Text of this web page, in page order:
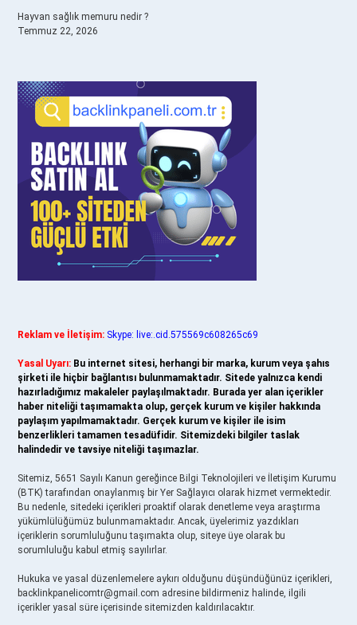
Hayvan sağlık memuru nedir ?
Temmuz 22, 2026
Reklam ve İletişim: Skype: live:.cid.575569c608265c69
Yasal Uyarı: Bu internet sitesi, herhangi bir marka, kurum veya şahıs
şirketi ile hiçbir bağlantısı bulunmamaktadır. Sitede yalnızca kendi
hazırladığımız makaleler paylaşılmaktadır. Burada yer alan içerikler
haber niteliği taşımamakta olup, gerçek kurum ve kişiler hakkında
paylaşım yapılmamaktadır. Gerçek kurum ve kişiler ile isim
benzerlikleri tamamen tesadüfidir. Sitemizdeki bilgiler taslak
halindedir ve tavsiye niteliği taşımazlar.
Sitemiz, 5651 Sayılı Kanun gereğince Bilgi Teknolojileri ve İletişim Kurumu
(BTK) tarafından onaylanmış bir Yer Sağlayıcı olarak hizmet vermektedir.
Bu nedenle, sitedeki içerikleri proaktif olarak denetleme veya araştırma
yükümlülüğümüz bulunmamaktadır. Ancak, üyelerimiz yazdıkları
içeriklerin sorumluluğunu taşımakta olup, siteye üye olarak bu
sorumluluğu kabul etmiş sayılırlar.
Hukuka ve yasal düzenlemelere aykırı olduğunu düşündüğünüz içerikleri,
backlinkpanelicomtr@gmail.com adresine bildirmeniz halinde, ilgili
içerikler yasal süre içerisinde sitemizden kaldırılacaktır.